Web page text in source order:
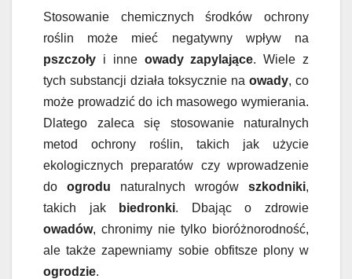
Stosowanie chemicznych środków ochrony
roślin może mieć negatywny wpływ na
pszczoły i inne owady zapylające. Wiele z
tych substancji działa toksycznie na owady, co
może prowadzić do ich masowego wymierania.
Dlatego zaleca się stosowanie naturalnych
metod ochrony roślin, takich jak użycie
ekologicznych preparatów czy wprowadzenie
do ogrodu naturalnych wrogów szkodniki,
takich jak
biedronki. Dbając o zdrowie
owadów, chronimy nie tylko bioróżnorodność,
ale także zapewniamy sobie obfitsze plony w
ogrodzie.